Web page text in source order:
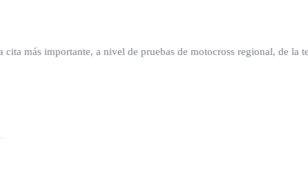
más importante, a nivel de pruebas de motocross regional, de la